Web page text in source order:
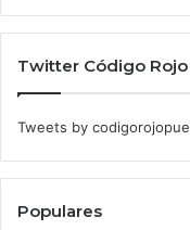
Twitter Código Rojo
Tweets by codigorojopue
Populares